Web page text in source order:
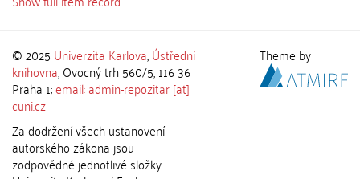
© 2025 Univerzita Karlova,Ústřední
knihovna, Ovocný trh 560/5, 116 36
Praha 1;email: admin-repozitar [at]
cuni.cz
Za dodržení všech ustanovení
autorského zákona jsou
zodpovědné jednotlivé složky
Theme by